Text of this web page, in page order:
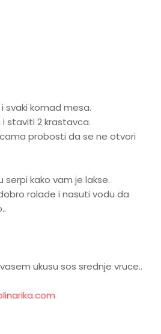
svaki komad mesa.
staviti 2 krastavca.
probosti da se ne otvori
serpi kako vam je lakse.
rolade i nasuti vodu da
ukusu sos srednje vruce..